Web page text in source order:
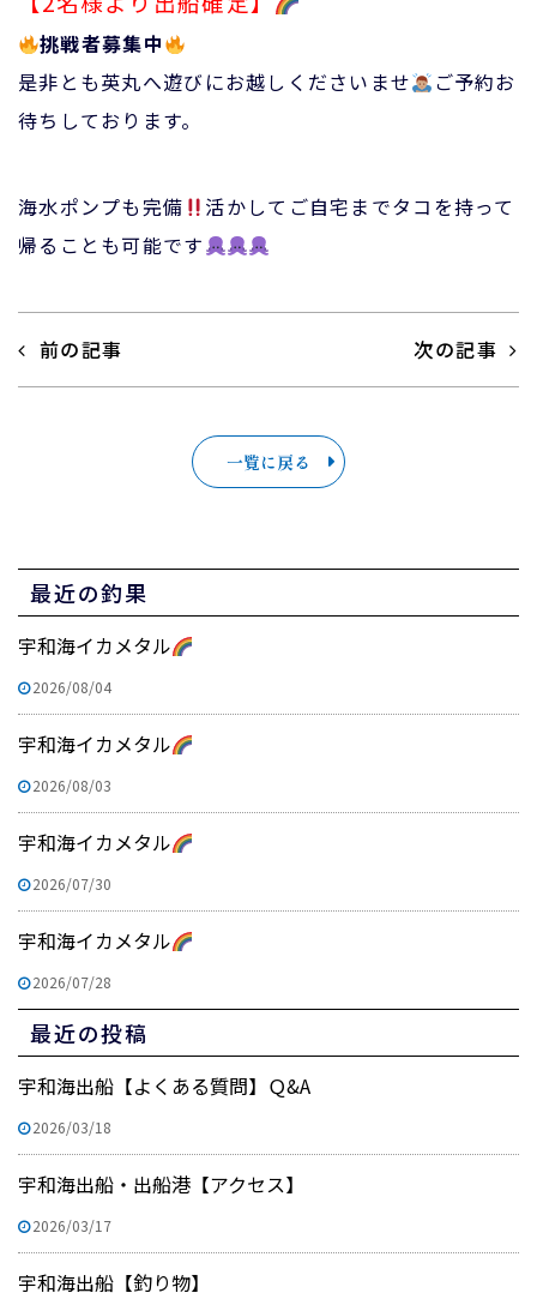
挑戦者募集中
是非とも英丸へ遊びにお越しくださいませ
ご予約お
待ちしております。
海水ポンプも完備
活かしてご自宅までタコを持って
帰ることも可能です
前の記事 次の記事
一覧に戻る
最近の釣果
宇和海イカメタル
2026/08/04
宇和海イカメタル
2026/08/03
宇和海イカメタル
2026/07/30
宇和海イカメタル
2026/07/28
最近の投稿
宇和海出船【よくある質問】Ｑ&A
2026/03/18
宇和海出船・出船港【アクセス】
2026/03/17
宇和海出船【釣り物】